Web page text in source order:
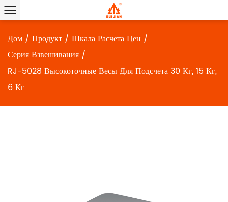
Дом / Продукт / Шкала Расчета Цен /
Серия Взвешивания /
RJ-5028 Высокоточные Весы Для Подсчета 30 Кг, 15 Кг,
6 Кг